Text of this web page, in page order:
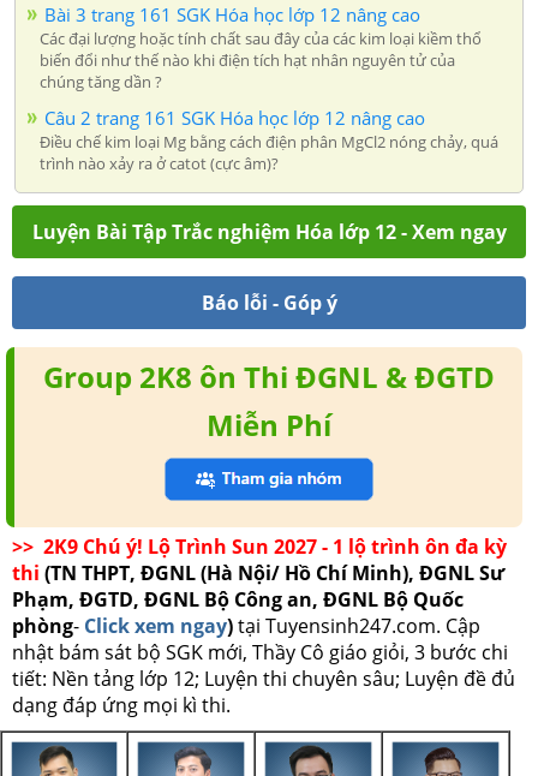
Bài 3 trang 161 SGK Hóa học lớp 12 nâng cao
Các đại lượng hoặc tính chất sau đây của các kim loại kiềm thổ
biến đổi như thế nào khi điện tích hạt nhân nguyên tử của
chúng tăng dần ?
Câu 2 trang 161 SGK Hóa học lớp 12 nâng cao
Điều chế kim loại Mg bằng cách điện phân MgCl2 nóng chảy, quá
trình nào xảy ra ở catot (cực âm)?
Luyện Bài Tập Trắc nghiệm Hóa lớp 12 - Xem ngay
Báo lỗi - Góp ý
Group 2K8 ôn Thi ĐGNL & ĐGTD
Miễn Phí
>> 2K9 Chú ý! Lộ Trình Sun 2027 - 1 lộ trình ôn đa kỳ
thi (TN THPT, ĐGNL (Hà Nội/ Hồ Chí Minh), ĐGNL Sư
Phạm, ĐGTD, ĐGNL Bộ Công an, ĐGNL Bộ Quốc
phòng- Click xem ngay)tại Tuyensinh247.com. Cập
nhật bám sát bộ SGK mới, Thầy Cô giáo giỏi, 3 bước chi
tiết: Nền tảng lớp 12; Luyện thi chuyên sâu; Luyện đề đủ
dạng đáp ứng mọi kì thi.